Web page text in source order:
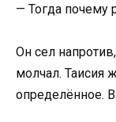
— Тогда почему
Он сел
молчал. Таисия
определённое.